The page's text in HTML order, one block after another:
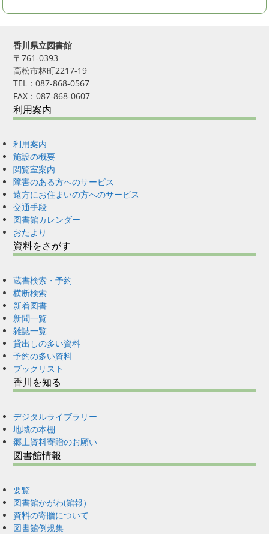
香川県立図書館
〒761-0393
高松市林町2217-19
TEL：087-868-0567
FAX：087-868-0607
利用案内
利用案内
施設の概要
閲覧室案内
障害のある方へのサービス
遠方にお住まいの方へのサービス
交通手段
図書館カレンダー
おたより
資料をさがす
蔵書検索・予約
横断検索
新着図書
新聞一覧
雑誌一覧
貸出しの多い資料
予約の多い資料
ブックリスト
香川を知る
デジタルライブラリー
地域の本棚
郷土資料寄贈のお願い
図書館情報
要覧
図書館かがわ(館報）
資料の寄贈について
図書館例規集